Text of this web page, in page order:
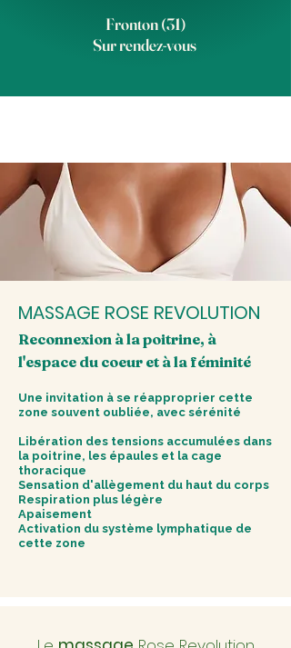
Fronton (31)
Sur rendez-vous
MASSAGE ROSE REVOLUTION
Reconnexion à la poitrine, à
l'espace du coeur et à la féminité
Une invitation à se réapproprier cette
zone souvent oubliée, avec sérénité
Libération des tensions accumulées dans
la poitrine, les épaules et la cage
thoracique
Sensation d'allègement du haut du corps
Respiration plus légère
Apaisement
Activation du système lymphatique de
cette zone